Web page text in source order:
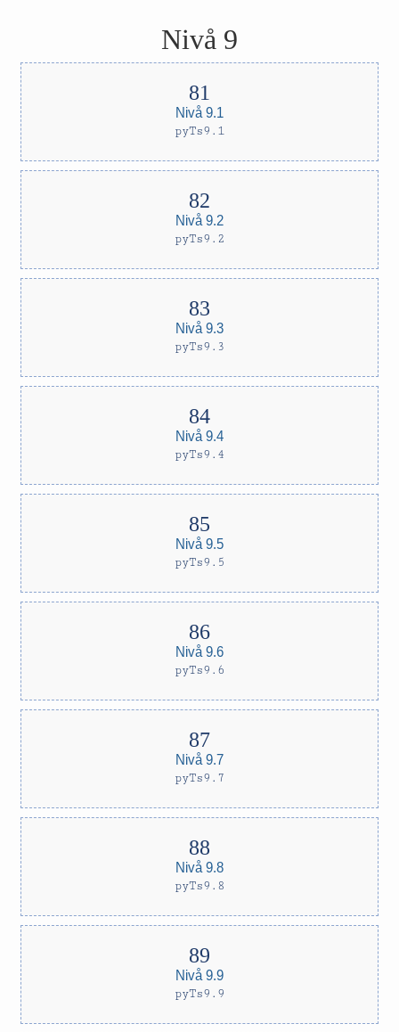
Nivå 9
Nivå 9.1
pyTs9.1
Nivå 9.2
pyTs9.2
Nivå 9.3
pyTs9.3
Nivå 9.4
pyTs9.4
Nivå 9.5
pyTs9.5
Nivå 9.6
pyTs9.6
Nivå 9.7
pyTs9.7
Nivå 9.8
pyTs9.8
Nivå 9.9
pyTs9.9